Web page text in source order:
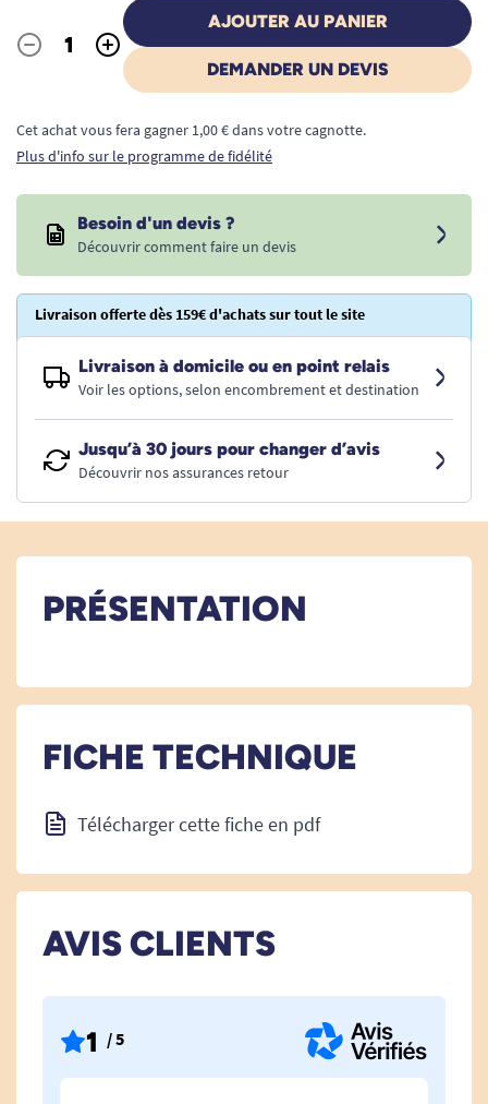
Quantité
- +
AJOUTER AU PANIER
DEMANDER UN DEVIS
Cet achat vous fera gagner 1,00 € dans votre cagnotte.
Plus d'info sur le programme de fidélité
Besoin d'un devis ?
Découvrir comment faire un devis
Livraison offerte dès 159€ d'achats sur tout le site
Livraison à domicile ou en point relais
Voir les options, selon encombrement et destination
Jusqu’à 30 jours pour changer d’avis
Découvrir nos assurances retour
PRÉSENTATION
FICHE TECHNIQUE
Télécharger cette fiche en pdf
AVIS CLIENTS
1 / 5